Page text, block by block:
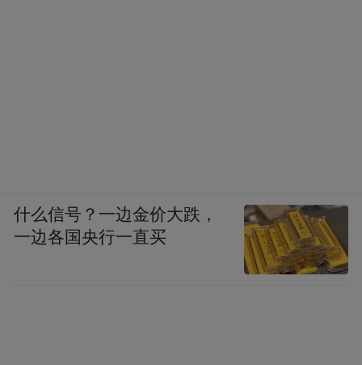
什么信号？一边金价大跌，
一边各国央行一直买